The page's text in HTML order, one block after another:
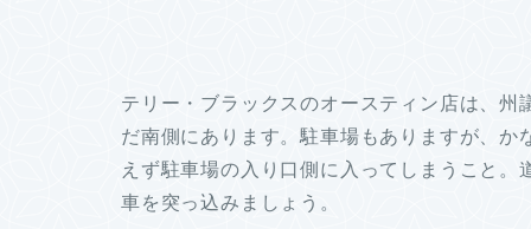
テリー・ブラックスのオースティン店は、
だ南側にあります。駐車場もありますが、
えず駐車場の入り口側に入ってしまうこと
車を突っ込みましょう。